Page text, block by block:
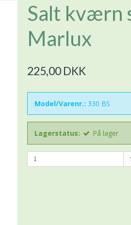
Salt kværn
Marlux
225,00 DKK
Model/Varenr.: 330 BS
Lagerstatus: På lager